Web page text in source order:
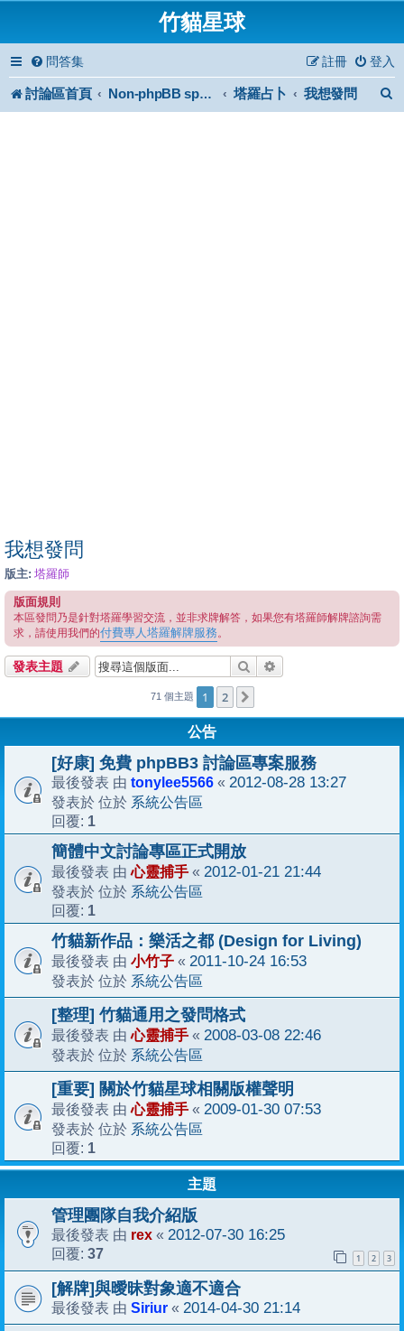
竹貓星球
問答集 登入
註冊
討論區首頁 Non-phpBB specific 塔羅占卜 我想發問
我想發問
版主: 塔羅師
版面規則
本區發問乃是針對塔羅學習交流，並非求牌解答，如果您有塔羅師解牌諮詢需
求，請使用我們的付費專人塔羅解牌服務。
發表主題 搜尋
71 個主題 1 2
公告
[好康] 免費 phpBB3 討論區專案服務
最後發表 由 tonylee5566 « 2012-08-28 13:27
發表於 位於 系統公告區
回覆: 1
簡體中文討論專區正式開放
最後發表 由心靈捕手 « 2012-01-21 21:44
發表於 位於 系統公告區
回覆: 1
竹貓新作品：樂活之都 (Design for Living)
最後發表 由 小竹子 « 2011-10-24 16:53
發表於 位於 系統公告區
[整理] 竹貓通用之發問格式
最後發表 由心靈捕手 « 2008-03-08 22:46
發表於 位於 系統公告區
[重要] 關於竹貓星球相關版權聲明
最後發表 由心靈捕手 « 2009-01-30 07:53
發表於 位於 系統公告區
回覆: 1
主題
管理團隊自我介紹版
最後發表 由 rex « 2012-07-30 16:25
回覆: 37 1 2 3
[解牌]與曖昧對象適不適合
最後發表 由 Siriur « 2014-04-30 21:14